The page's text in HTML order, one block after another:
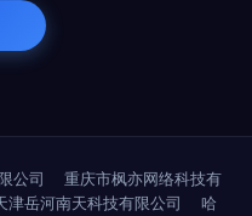
公司
重庆市枫亦网络科技有
津岳河南天科技有限公司
哈